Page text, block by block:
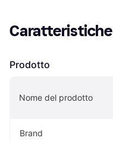
Caratteristiche
Prodotto
Nome del prodotto
Brand